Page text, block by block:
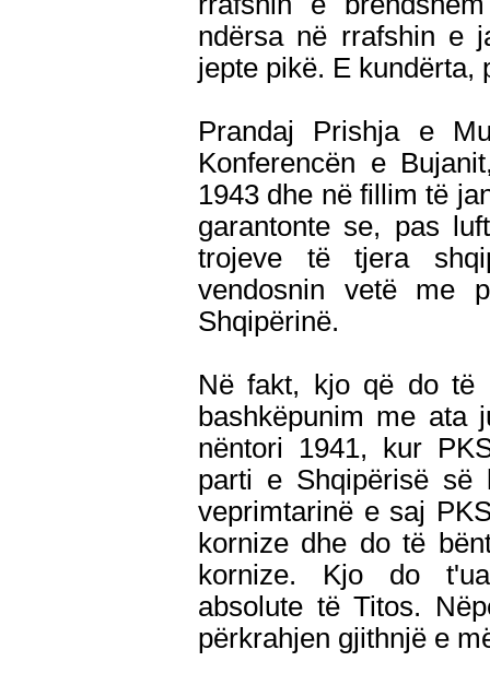
ndërsa në rrafshin e
jepte pikë. E kundërta,
Prandaj Prishja e
Konferencën e
1943 dhe në fillim të
garantonte se, pas
trojeve të tjera
vendosnin vetë me
Shqipërinë.
Në fakt, kjo që do të
bashkëpunim me ata
nëntori 1941, kur
parti e Shqipërisë së
veprimtarinë e saj
kornize dhe do të
kornize. Kjo do
absolute të Titos.
përkrahjen gjithnjë e